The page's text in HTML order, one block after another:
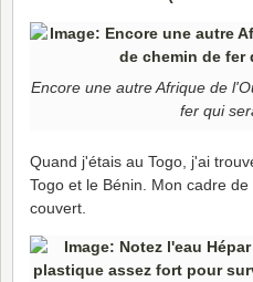
Encore une autre Afrique de
fer qui
Quand j'étais au Togo, j'ai
Togo et le Bénin. Mon cadre
couvert.